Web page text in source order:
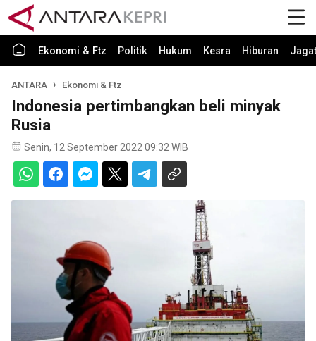
Ekonomi & Ftz Politik Hukum Kesra Hiburan Jagat
ANTARA Ekonomi & Ftz
Indonesia pertimbangkan beli minyak
Rusia
Senin, 12 September 2022 09:32 WIB